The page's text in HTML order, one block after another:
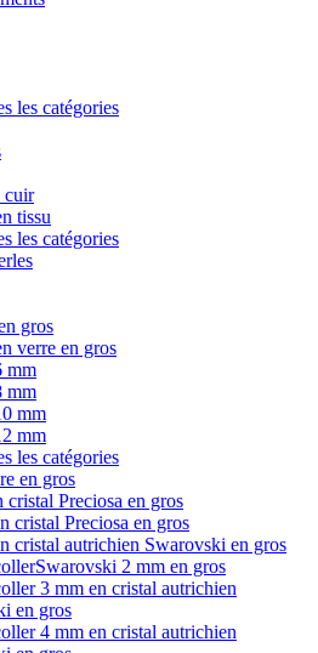
les catégories
cuir
tissu
les catégories
gros
verre en gros
mm
mm
mm
mm
les catégories
en gros
cristal Preciosa en gros
cristal Preciosa en gros
cristal autrichien Swarovski en gros
2 mm en gros
3 mm en cristal autrichien
en gros
4 mm en cristal autrichien